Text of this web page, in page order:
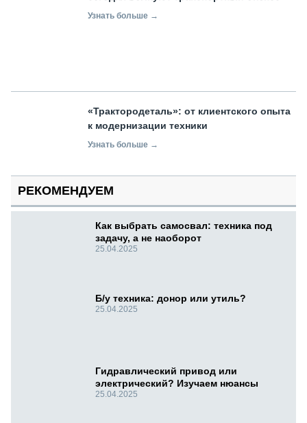
Узнать больше →
«Трактородеталь»: от клиентского опыта
к модернизации техники
Узнать больше →
РЕКОМЕНДУЕМ
Как выбрать самосвал: техника под
задачу, а не наоборот
25.04.2025
Б/у техника: донор или утиль?
25.04.2025
Гидравлический привод или
электрический? Изучаем нюансы
25.04.2025